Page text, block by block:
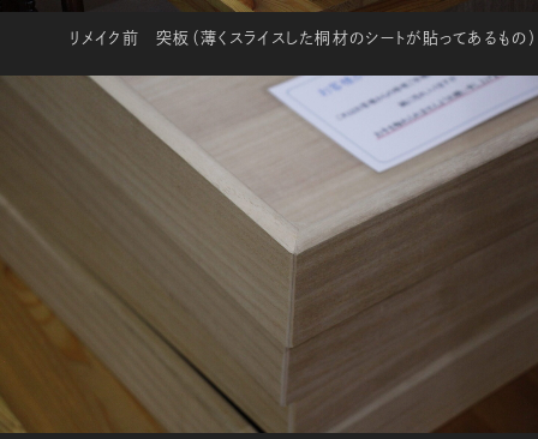
リメイク前 突板（薄くスライスした桐材のシートが貼ってあるもの）